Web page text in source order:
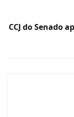
CCJ do Senado